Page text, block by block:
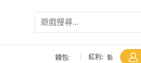
關
鍵
錢包: 紅利: 點